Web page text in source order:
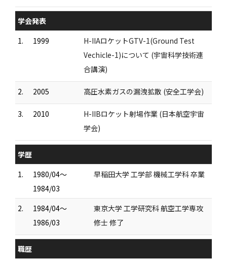
学会発表
1.
1999
H-IIAロケットGTV-1(Ground Test
Vechicle-1)について (宇宙科学技術連
合講演)
2. 2005 高圧水素ガスの漏洩拡散 (安全工学会)
3. 2010
H-IIBロケット射場作業 (日本航空宇宙
学会)
学歴
1.
1980/04～
1984/03
早稲田大学 工学部 機械工学科 卒業
2.
1984/04～
1986/03
東京大学 工学研究科 航空工学専攻
修士 修了
職歴